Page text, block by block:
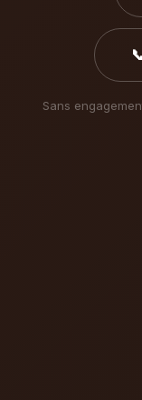
Sans